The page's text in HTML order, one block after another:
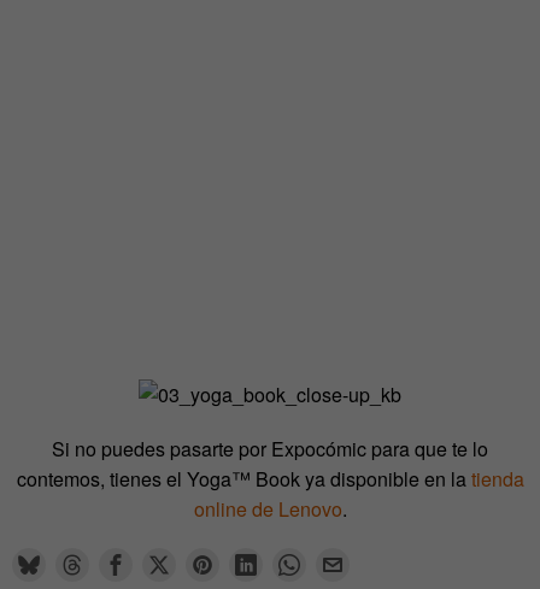
Si no puedes pasarte por Expocómic para que te lo
contemos, tienes el Yoga™ Book ya disponible en latienda
online de Lenovo.